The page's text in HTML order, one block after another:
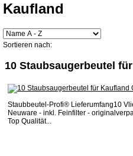
Kaufland
Sortieren nach:
10 Staubsaugerbeutel
Staubbeutel-Profi® Lieferumfang10
Neuware - inkl. Feinfilter -
Top Qualität...